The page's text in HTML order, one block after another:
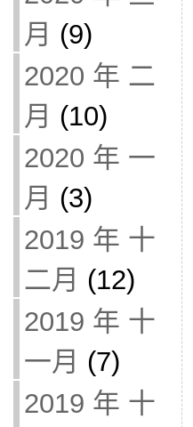
月 (9)
2020 年 二
月 (10)
2020 年 一
月 (3)
2019 年 十
二月 (12)
2019 年 十
一月 (7)
2019 年 十